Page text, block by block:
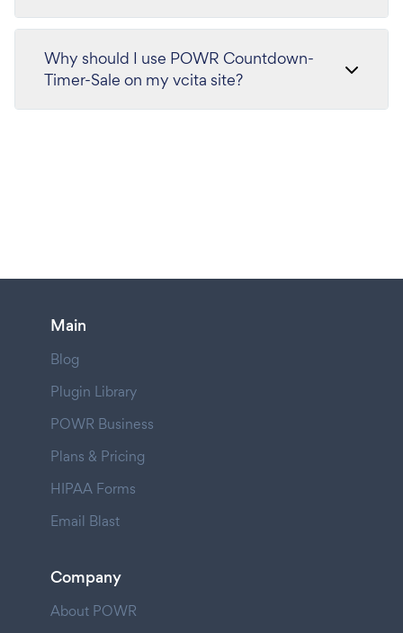
Why should I use POWR Countdown-
Timer-Sale on my vcita site?
Main
Blog
Plugin Library
POWR Business
Plans & Pricing
HIPAA Forms
Email Blast
Company
About POWR